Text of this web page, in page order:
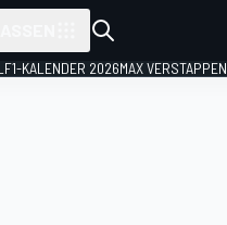
F1-KALENDER 2026MAX VERSTAPPEN